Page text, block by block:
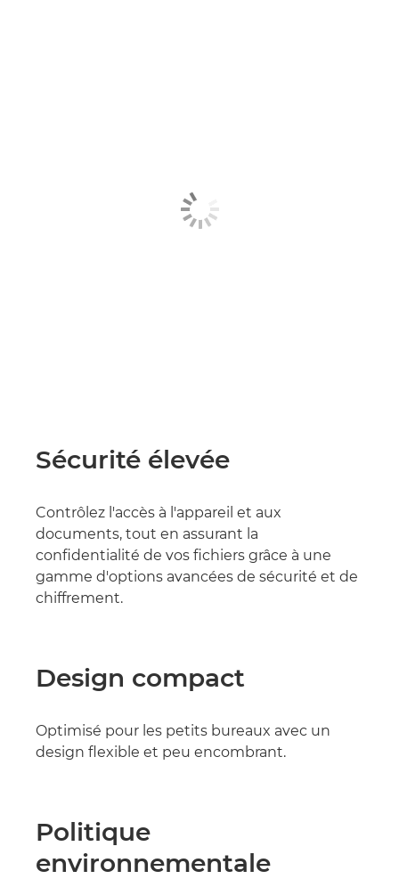
Sécurité élevée
Contrôlez l'accès à l'appareil et aux
documents, tout en assurant la
confidentialité de vos fichiers grâce à une
gamme d'options avancées de sécurité et de
chiffrement.
Design compact
Optimisé pour les petits bureaux avec un
design flexible et peu encombrant.
Politique
environnementale